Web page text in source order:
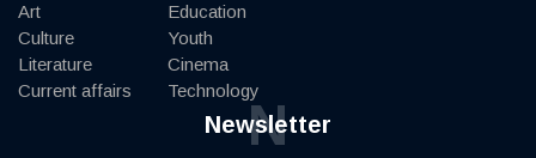
Art
Culture
Literature
Current affairs
Education
Youth
Cinema
Technology
Newsletter
N